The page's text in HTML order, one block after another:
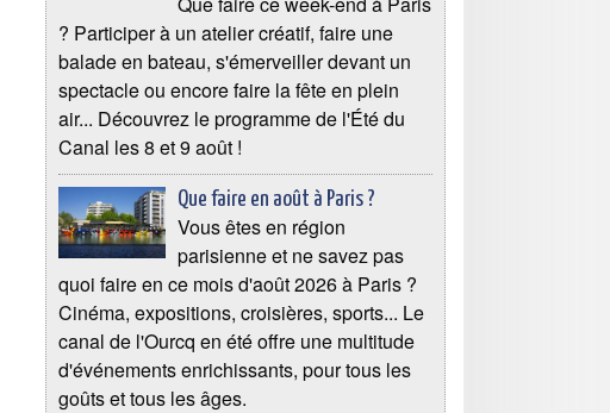
? Participer à un atelier créatif, faire une
balade en bateau, s'émerveiller devant un
spectacle ou encore faire la fête en plein
air... Découvrez le programme de l'Été du
Canal les 8 et 9 août !
Que faire en août à Paris ?
Vous êtes en région
parisienne et ne savez pas
quoi faire en ce mois d'août 2026 à Paris ?
Cinéma, expositions, croisières, sports... Le
canal de l'Ourcq en été offre une multitude
d'événements enrichissants, pour tous les
goûts et tous les âges.